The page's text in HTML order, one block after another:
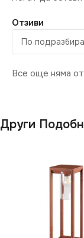
Тераса
НАЧИН НА
Отзиви
Все още няма
Други